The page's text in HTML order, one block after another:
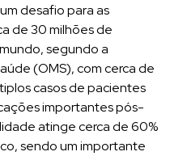
desafio para as
de 30 milhões de
segundo a
(OMS), com cerca de
casos de pacientes
importantes pós-
atinge cerca de 60%
sendo um importante